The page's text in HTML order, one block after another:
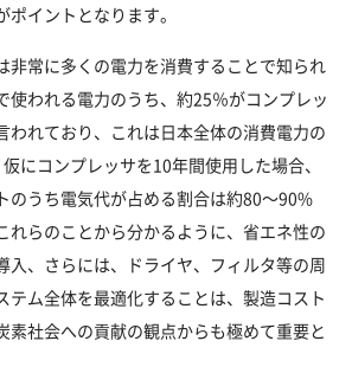
イントとなります。
非常に多くの電力を消費することで知られ
使われる電力のうち、約25％がコンプレッ
われており、これは日本全体の消費電力の
にコンプレッサを10年間使用した場合、
のうち電気代が占める割合は約80～90%
れらのことから分かるように、省エネ性の
入、さらには、ドライヤ、フィルタ等の周
テム全体を最適化することは、製造コスト
素社会への貢献の観点からも極めて重要と